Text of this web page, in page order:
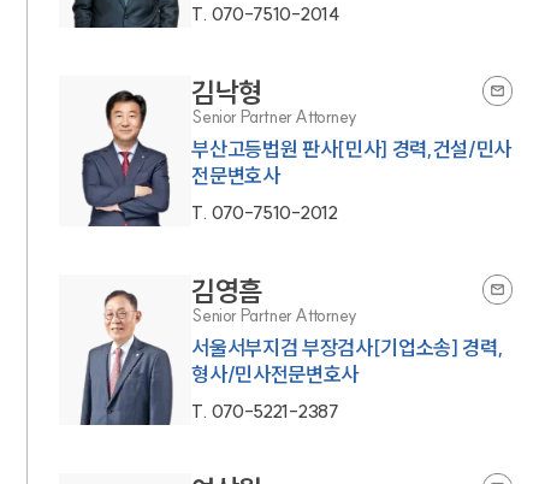
T. 070-7510-2014
김낙형
Senior Partner Attorney
부산고등법원 판사[민사] 경력,건설/민사
전문변호사
T. 070-7510-2012
김영흠
Senior Partner Attorney
서울서부지검 부장검사[기업소송] 경력,
형사/민사전문변호사
T. 070-5221-2387